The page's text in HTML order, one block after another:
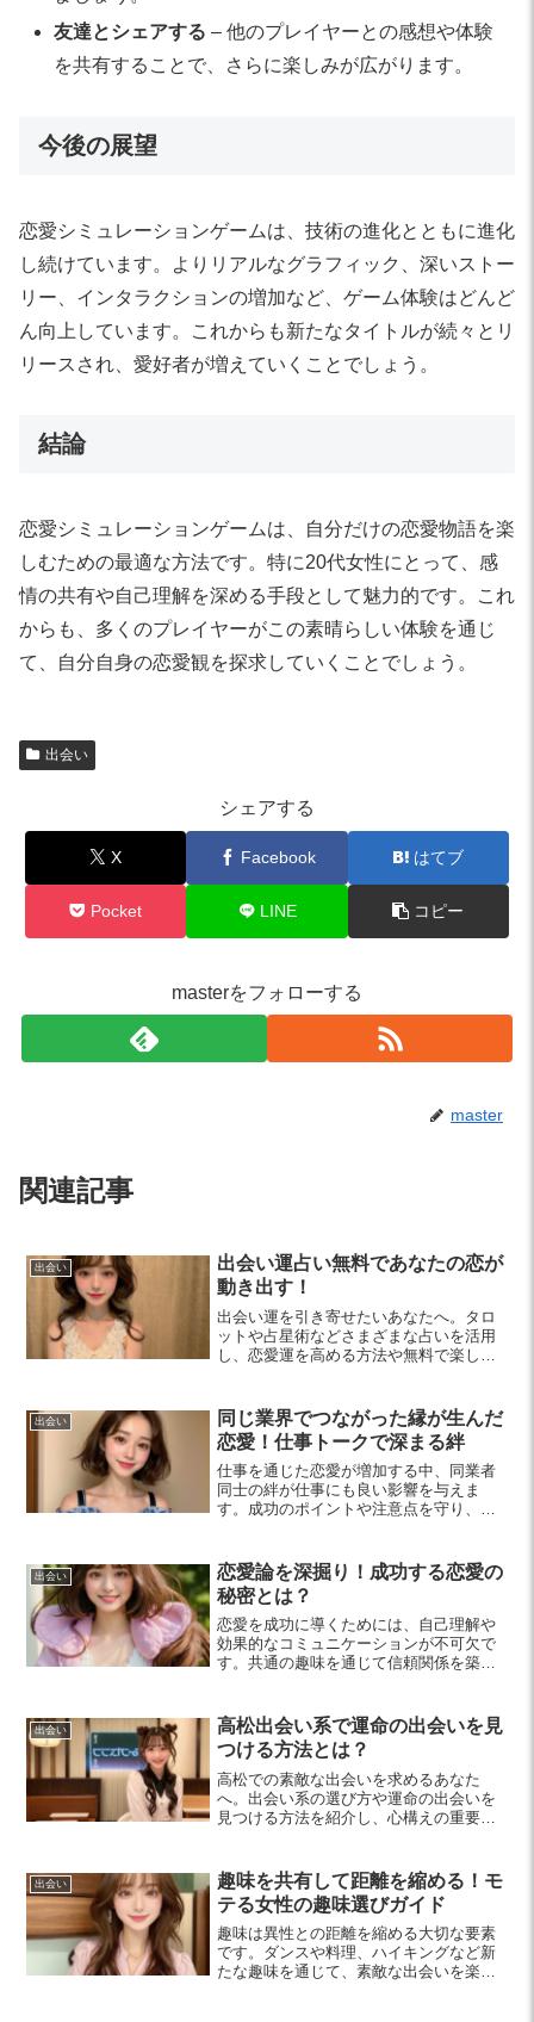
友達とシェアする – 他のプレイヤーとの感想や体験
を共有することで、さらに楽しみが広がります。
今後の展望
恋愛シミュレーションゲームは、技術の進化とともに進化
し続けています。よりリアルなグラフィック、深いストー
リー、インタラクションの増加など、ゲーム体験はどんど
ん向上しています。これからも新たなタイトルが続々とリ
リースされ、愛好者が増えていくことでしょう。
結論
恋愛シミュレーションゲームは、自分だけの恋愛物語を楽
しむための最適な方法です。特に20代女性にとって、感
情の共有や自己理解を深める手段として魅力的です。これ
からも、多くのプレイヤーがこの素晴らしい体験を通じ
て、自分自身の恋愛観を探求していくことでしょう。
出会い
シェアする
X Facebook はてブ
Pocket LINE コピー
masterをフォローする
master
関連記事
出会い
出会い運占い無料であなたの恋が
動き出す！
出会い運を引き寄せたいあなたへ。タロ
ットや占星術などさまざまな占いを活用
し、恋愛運を高める方法や無料で楽しめ
出会い
同じ業界でつながった縁が生んだ
恋愛！仕事トークで深まる絆
仕事を通じた恋愛が増加する中、同業者
同士の絆が仕事にも良い影響を与えま
す。成功のポイントや注意点を守り、充
出会い
恋愛論を深掘り！成功する恋愛の
秘密とは？
恋愛を成功に導くためには、自己理解や
効果的なコミュニケーションが不可欠で
す。共通の趣味を通じて信頼関係を築
出会い
高松出会い系で運命の出会いを見
つける方法とは？
高松での素敵な出会いを求めるあなた
へ。出会い系の選び方や運命の出会いを
見つける方法を紹介し、心構えの重要性
出会い
趣味を共有して距離を縮める！モ
テる女性の趣味選びガイド
趣味は異性との距離を縮める大切な要素
です。ダンスや料理、ハイキングなど新
たな趣味を通じて、素敵な出会いを楽し